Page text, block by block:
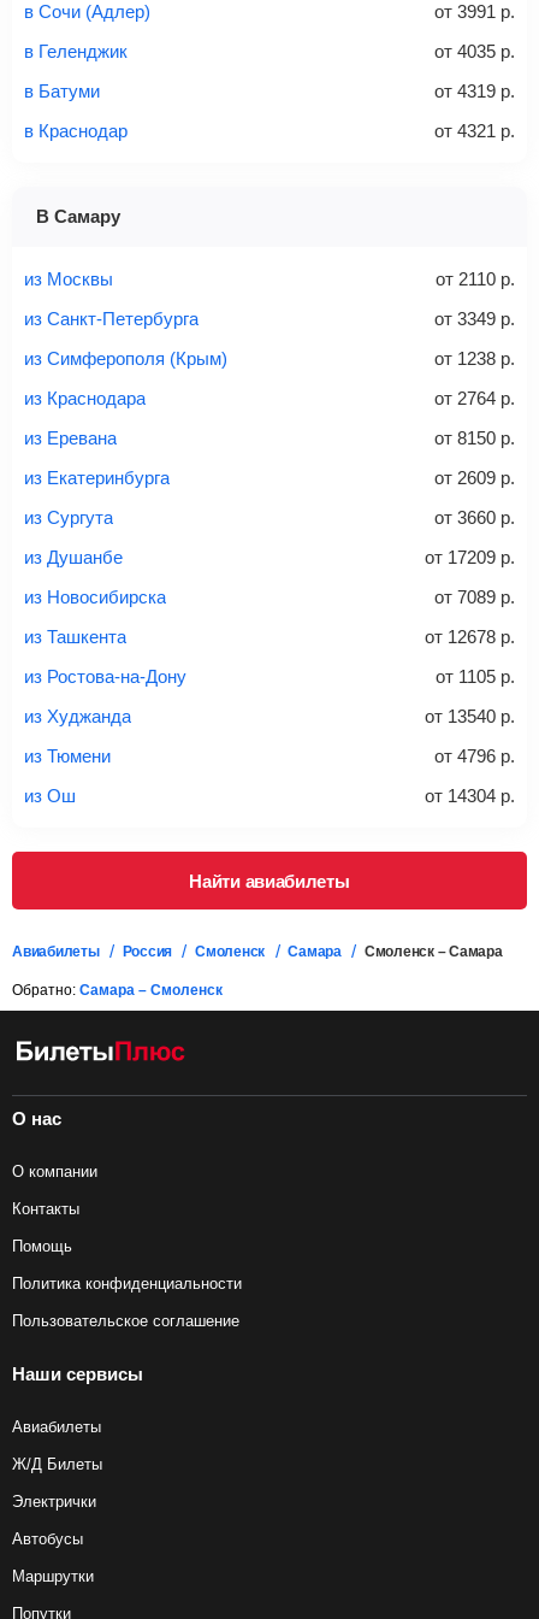
Без багажа= ручная кладь*
Количество багажа
1 место
Вес багажа
20-23 кг 40 кг
*При необходимости багаж оплачивается отдельно при
правило, сразу купить билет с багажом дешевле, чем
дополнительно оплачивать его в аэропорту.
Важно:При покупке билета рекомендуем внимательно
проверять на официальном сайте продавца, включен ли
багаж в стоимость.
Подробная информация о перевозке багажа и его габаритах
в Сочи (Адлер)
от 3991 р.
в Геленджик
от 4035 р.
в Батуми
от 4319 р.
в Краснодар
от 4321 р.
В Самару
из Москвы от 2110 р.
из Санкт-Петербурга
от 3349 р.
из Симферополя (Крым)
от 1238 р.
из Краснодара
от 2764 р.
из Еревана
от 8150 р.
из Екатеринбурга
от 2609 р.
из Сургута
от 3660 р.
из Душанбе
от 17209 р.
из Новосибирска
от 7089 р.
из Ташкента
от 12678 р.
из Ростова-на-Дону
от 1105 р.
из Худжанда
от 13540 р.
из Тюмени
от 4796 р.
из Ош
от 14304 р.
Найти авиабилеты
Авиабилеты Россия Смоленск Самара Смоленск – Самара
Обратно: Самара – Смоленск
О нас
О компании
Контакты
Помощь
Политика конфиденциальности
Пользовательское соглашение
Наши сервисы
Авиабилеты
Ж/Д Билеты
Электрички
Автобусы
Маршрутки
Попутки